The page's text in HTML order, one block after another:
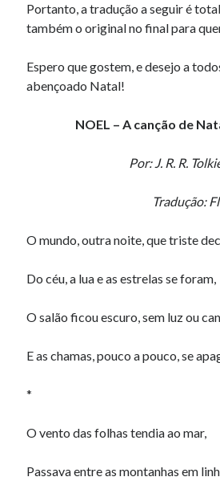
Portanto, a tradução a seguir é
também o original no final para
Espero que gostem, e desejo a
abençoado Natal!
NOEL – A canção de
Por: J. R. R.
Tradução:
O mundo, outra noite, que triste
Do céu, a lua e as estrelas se foram,
O salão ficou escuro, sem luz ou
E as chamas, pouco a pouco, se
*
O vento das folhas tendia ao mar,
Passava entre as montanhas em